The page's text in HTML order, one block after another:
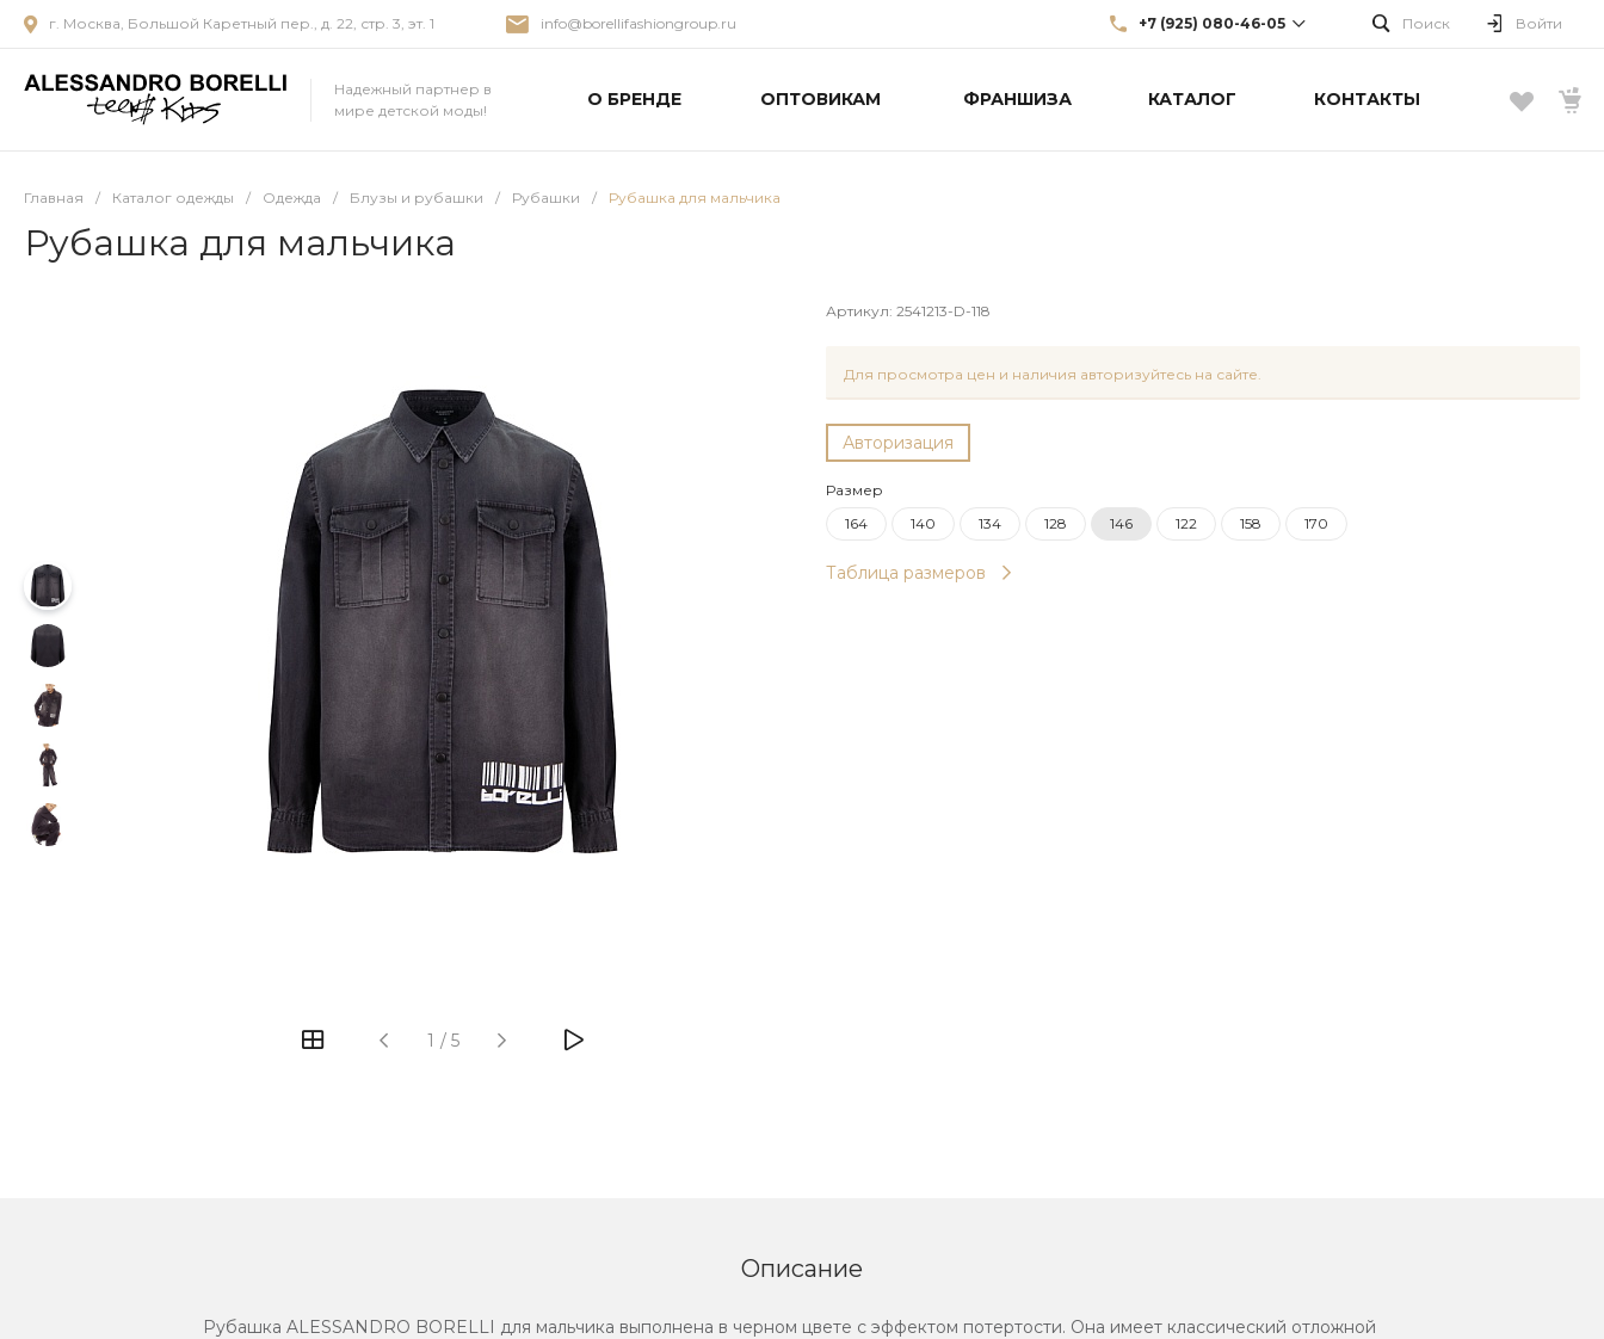
г. Москва, Большой Каретный пер., д. 22, стр. 3, эт. 1 info@borellifashiongroup.ru +7 (925) 080-46-05 Поиск Войти
Надежный партнер в
мире детской моды!
О БРЕНДЕ ОПТОВИКАМ ФРАНШИЗА КАТАЛОГ КОНТАКТЫ
Главная / Каталог одежды / Одежда / Блузы и рубашки / Рубашки / Рубашка для мальчика
Рубашка для мальчика
1 / 5
Артикул: 2541213-D-118
Для просмотра цен и наличия авторизуйтесь на сайте.
Авторизация
Размер
164
140 134 128 146 122 158 170
Таблица размеров
Описание
Рубашка ALESSANDRO BORELLI для мальчика выполнена в черном цвете с эффектом потертости. Она имеет классический отложной